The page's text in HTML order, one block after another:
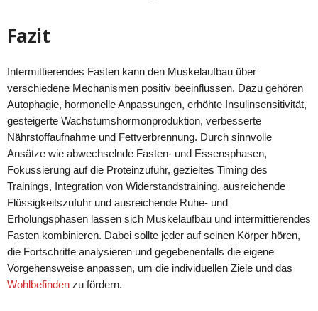
Fazit
Intermittierendes Fasten kann den Muskelaufbau über
verschiedene Mechanismen positiv beeinflussen. Dazu gehören
Autophagie, hormonelle Anpassungen, erhöhte Insulinsensitivität,
gesteigerte Wachstumshormonproduktion, verbesserte
Nährstoffaufnahme und Fettverbrennung. Durch sinnvolle
Ansätze wie abwechselnde Fasten- und Essensphasen,
Fokussierung auf die Proteinzufuhr, gezieltes Timing des
Trainings, Integration von Widerstandstraining, ausreichende
Flüssigkeitszufuhr und ausreichende Ruhe- und
Erholungsphasen lassen sich Muskelaufbau und intermittierendes
Fasten kombinieren. Dabei sollte jeder auf seinen Körper hören,
die Fortschritte analysieren und gegebenenfalls die eigene
Vorgehensweise anpassen, um die individuellen Ziele und das
Wohlbefinden zu fördern.